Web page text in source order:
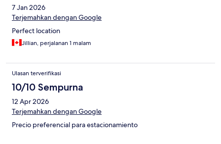
7 Jan 2026
Terjemahkan dengan Google
Perfect location
Jillian, perjalanan 1 malam
Ulasan terverifikasi
10/10 Sempurna
12 Apr 2026
Terjemahkan dengan Google
Precio preferencial para estacionamiento